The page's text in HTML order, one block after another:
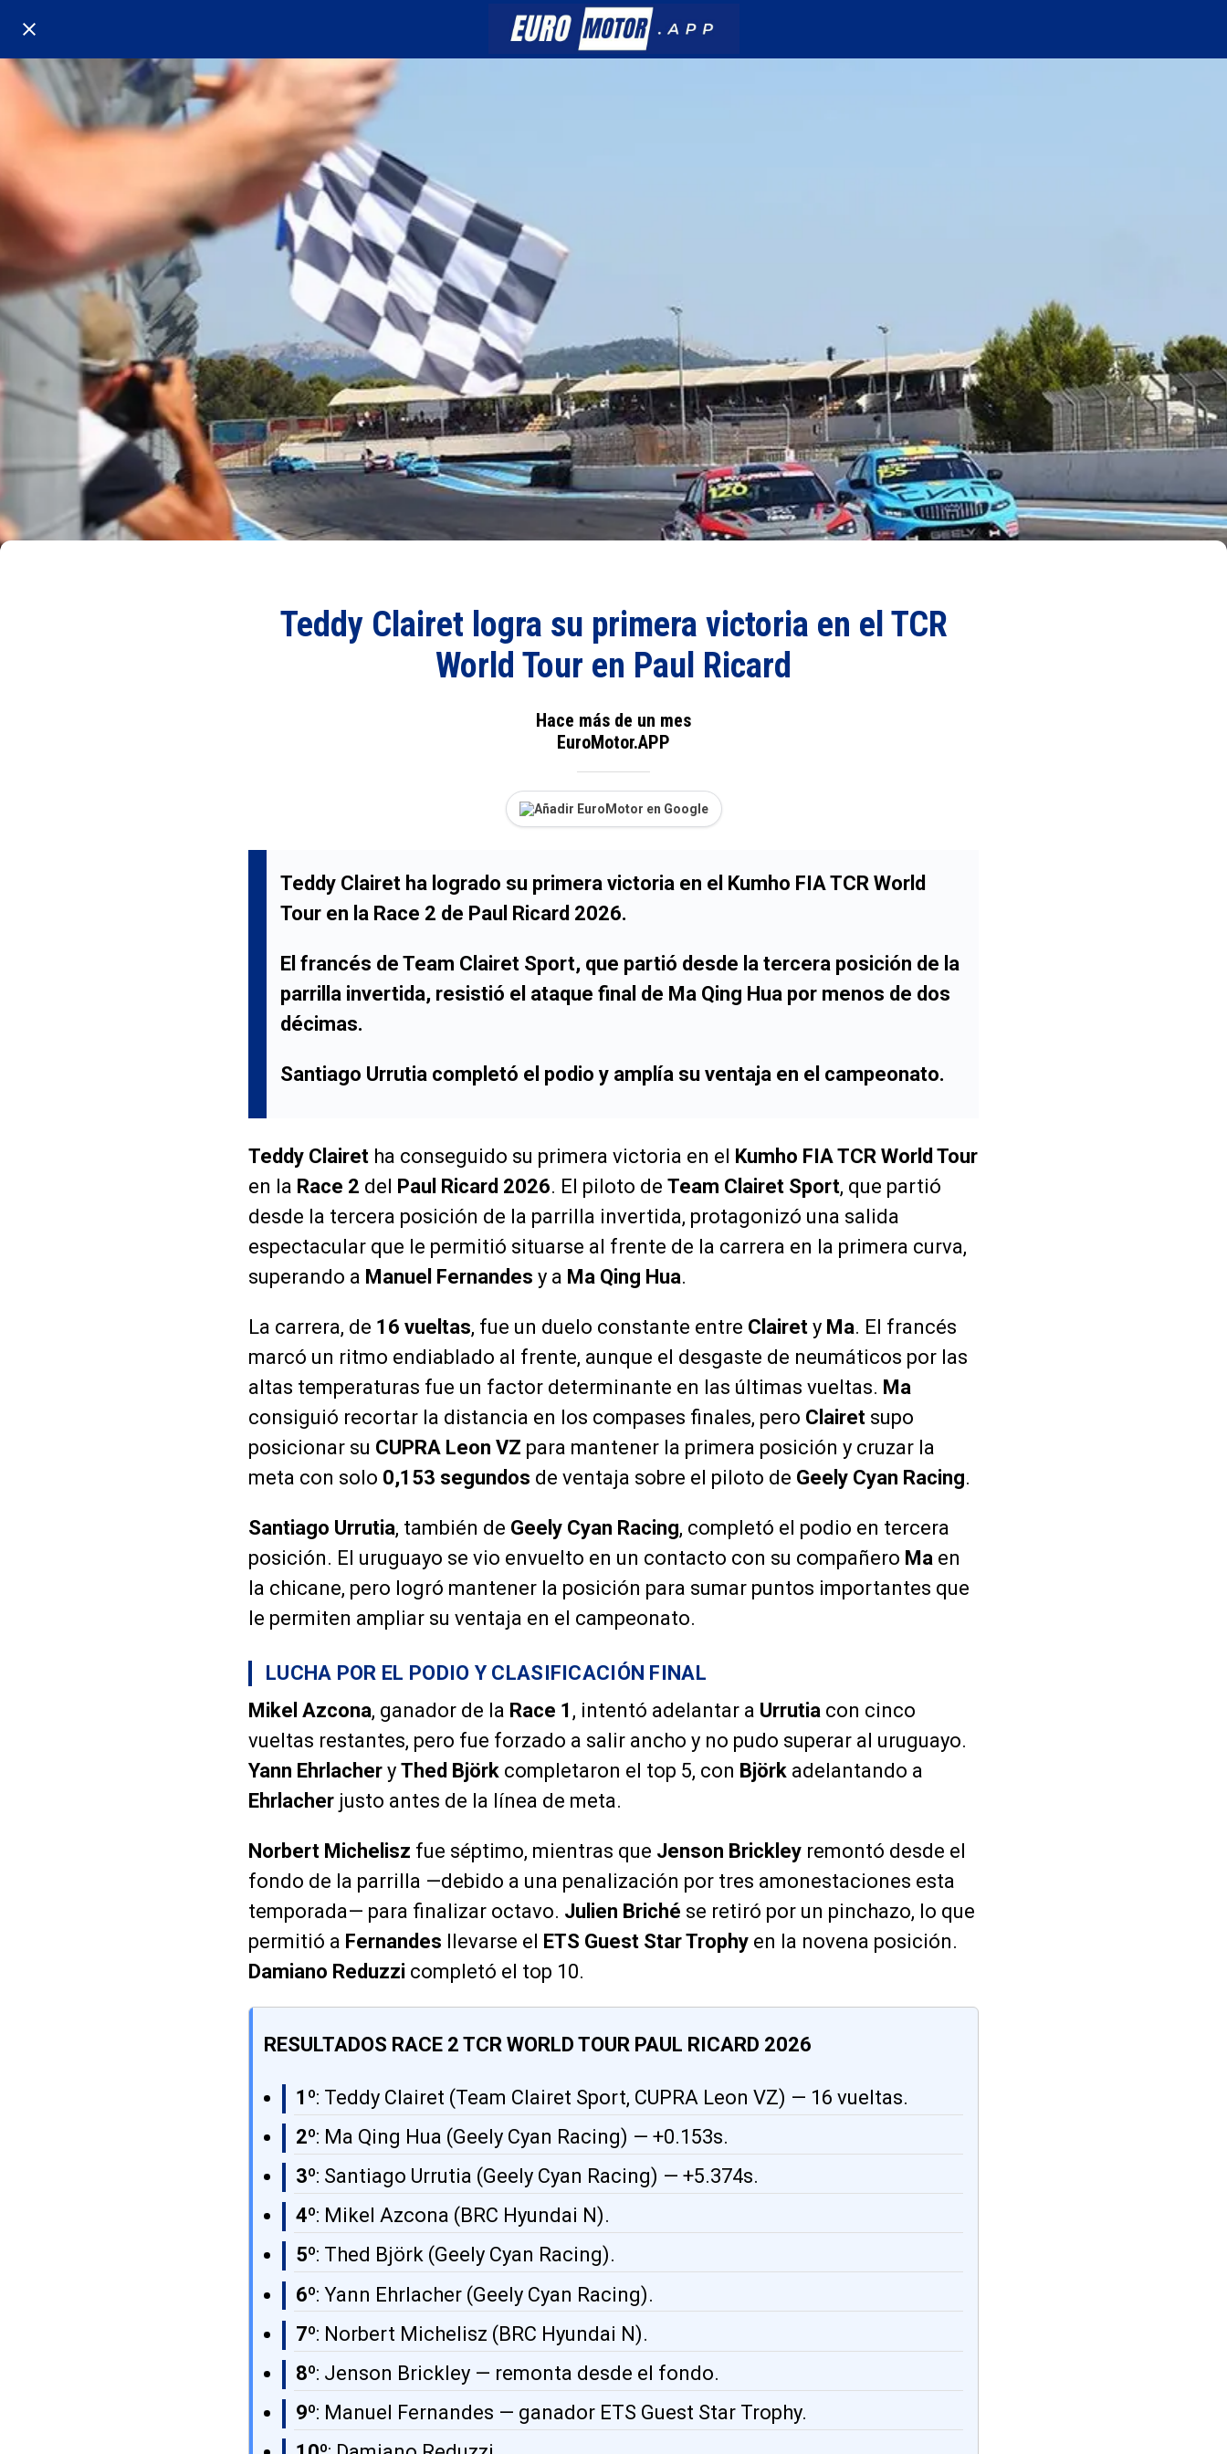
Teddy Clairet logra su primera victoria en el TCR
World Tour en Paul Ricard
Hace más de un mes
EuroMotor.APP
Añadir EuroMotor en Google
Teddy Clairet ha logrado su primera victoria en el Kumho FIA TCR World
Tour en la Race 2 de Paul Ricard 2026.
El francés de Team Clairet Sport, que partió desde la tercera posición de la
parrilla invertida, resistió el ataque final de Ma Qing Hua por menos de dos
décimas.
Santiago Urrutia completó el podio y amplía su ventaja en el campeonato.
Teddy Clairet ha conseguido su primera victoria en el Kumho FIA TCR World Tour
en la Race 2 del Paul Ricard 2026. El piloto de Team Clairet Sport, que partió
desde la tercera posición de la parrilla invertida, protagonizó una salida
espectacular que le permitió situarse al frente de la carrera en la primera curva,
superando a Manuel Fernandes y a Ma Qing Hua.
La carrera, de 16 vueltas, fue un duelo constante entre Clairet y Ma. El francés
marcó un ritmo endiablado al frente, aunque el desgaste de neumáticos por las
altas temperaturas fue un factor determinante en las últimas vueltas. Ma
consiguió recortar la distancia en los compases finales, pero Clairet supo
posicionar su CUPRA Leon VZ para mantener la primera posición y cruzar la
meta con solo 0,153 segundos de ventaja sobre el piloto de Geely Cyan Racing.
Santiago Urrutia, también de Geely Cyan Racing, completó el podio en tercera
posición. El uruguayo se vio envuelto en un contacto con su compañero Ma en
la chicane, pero logró mantener la posición para sumar puntos importantes que
le permiten ampliar su ventaja en el campeonato.
LUCHA POR EL PODIO Y CLASIFICACIÓN FINAL
Mikel Azcona, ganador de la Race 1 , intentó adelantar a Urrutia con cinco
vueltas restantes, pero fue forzado a salir ancho y no pudo superar al uruguayo.
Yann Ehrlacher y Thed Björk completaron el top 5, con Björk adelantando a
Ehrlacher justo antes de la línea de meta.
Norbert Michelisz fue séptimo, mientras que Jenson Brickley remontó desde el
fondo de la parrilla —debido a una penalización por tres amonestaciones esta
temporada— para finalizar octavo. Julien Briché se retiró por un pinchazo, lo que
permitió a Fernandes llevarse el ETS Guest Star Trophy en la novena posición.
Damiano Reduzzi completó el top 10.
RESULTADOS RACE 2 TCR WORLD TOUR PAUL RICARD 2026
1º: Teddy Clairet (Team Clairet Sport, CUPRA Leon VZ) — 16 vueltas.
2º: Ma Qing Hua (Geely Cyan Racing) — +0.153s.
3º: Santiago Urrutia (Geely Cyan Racing) — +5.374s.
4º: Mikel Azcona (BRC Hyundai N).
5º: Thed Björk (Geely Cyan Racing).
6º: Yann Ehrlacher (Geely Cyan Racing).
7º: Norbert Michelisz (BRC Hyundai N).
8º: Jenson Brickley — remonta desde el fondo.
9º: Manuel Fernandes — ganador ETS Guest Star Trophy.